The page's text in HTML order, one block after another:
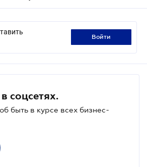
войти
соцсетях.
быть в курсе всех бизнес-